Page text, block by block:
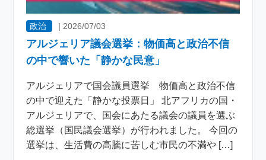
政治 | 2026/07/03
アルジェリア議会選挙：物価高と政治不信
の中で響いた「静かな民意」
アルジェリアで国会議員選挙 物価高と政治不信
の中で迎えた「静かな投票日」 北アフリカの国・
アルジェリアで、国会にあたる議会の議員を選ぶ
総選挙（国民議会選挙）が行われました。 今回の
選挙は、生活費の高騰に苦しむ市民の不満や […]